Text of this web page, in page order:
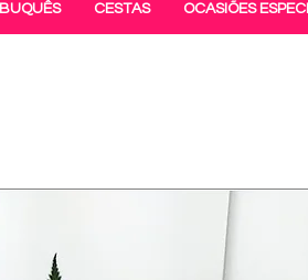
BUQUÊS CESTAS OCASIÕES